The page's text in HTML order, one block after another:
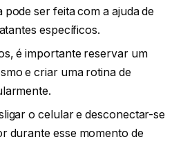
pode ser feita com a ajuda de
específicos.
é importante reservar um
e criar uma rotina de
o celular e desconectar-se
durante esse momento de